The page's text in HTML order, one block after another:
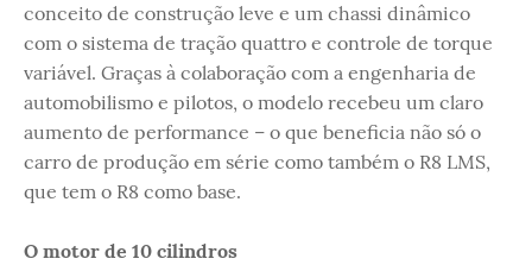
conceito de construção leve e um chassi dinâmico
com o sistema de tração quattro e controle de torque
variável. Graças à colaboração com a engenharia de
automobilismo e pilotos, o modelo recebeu um claro
aumento de performance – o que beneficia não só o
carro de produção em série como também o R8 LMS,
que tem o R8 como base.
O motor de 10 cilindros